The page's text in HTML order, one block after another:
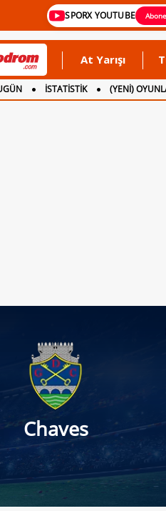
SPORX YOUTUBE
At Yarışı
İSTATİSTİK
(YENİ)
Chaves